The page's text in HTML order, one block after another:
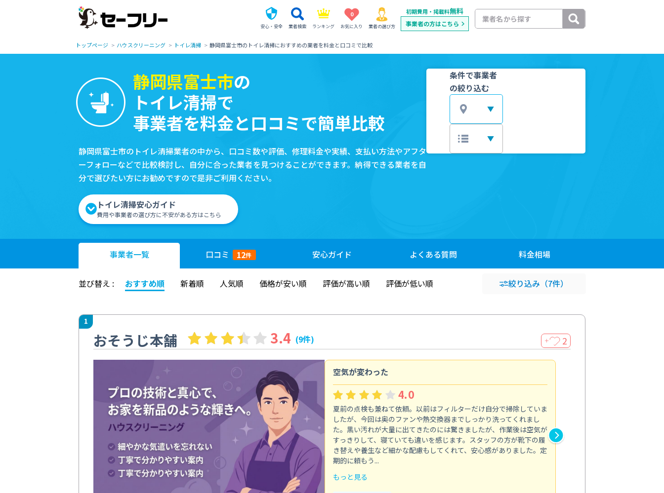
安心・安全 業者検索 ランキング
0
お気に入り 業者の選び方
初期費用・掲載料無料
事業者の方はこちら
トップページ ハウスクリーニング トイレ清掃 静岡県富士市のトイレ清掃におすすめの業者を料金と口コミで比較
静岡県富士市の
トイレ清掃で
事業者を料金と口コミで簡単比較
静岡県富士市のトイレ清掃業者の中から、口コミ数や評価、修理料金や実績、支払い方法やアフタ
ーフォローなどで比較検討し、自分に合った業者を見つけることができます。納得できる業者を自
分で選びたい方にお勧めですので是非ご利用ください。
トイレ清掃安心ガイド
費用や事業者の選び方に不安がある方はこちら
条件で事業者
の絞り込む
事業者一覧 口コミ 12件 安心ガイド よくある質問 料金相場
並び替え : おすすめ順 新着順 人気順 価格が安い順 評価が高い順 評価が低い順 絞り込み （7件）
1
おそうじ本舗 3.4 (9件) ＋ 2
空気が変わった
4.0
夏前の点検も兼ねて依頼。以前はフィルターだけ自分で掃除していま
したが、今回は奥のファンや熱交換器までしっかり洗ってくれまし
た。黒い汚れが大量に出てきたのには驚きましたが、作業後は空気が
すっきりして、寝ていても違いを感じます。スタッフの方が靴下の履
き替えや養生など細かな配慮もしてくれて、安心感がありました。定
期的に頼もう...
もっと見る